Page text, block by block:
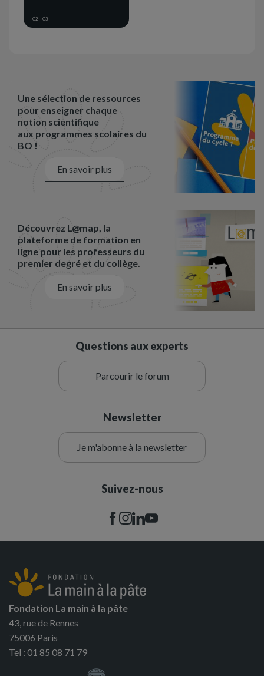
C2 C3
Une sélection de ressources
pour enseigner chaque
notion scientifique
aux programmes scolaires du
BO !
En savoir plus
Découvrez L@map, la
plateforme de formation en
ligne pour les professeurs du
premier degré et du collège.
En savoir plus
Questions aux experts
Parcourir le forum
Newsletter
Je m'abonne à la newsletter
Suivez-nous
Fondation La main à la pâte
43, rue de Rennes
75006 Paris
Tel : 01 85 08 71 79